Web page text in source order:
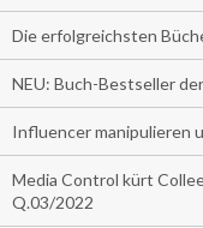
Die erfolgreichsten
NEU: Buch-Bestseller
Influencer manipulieren
Media Control kürt
Q.03/2022